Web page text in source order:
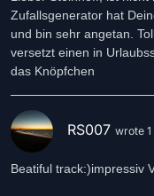
Zufallsgenerator hat
und bin sehr angetan.
versetzt einen in
das Knöpfchen
RS007 wrote
Beatiful track:)impressiv